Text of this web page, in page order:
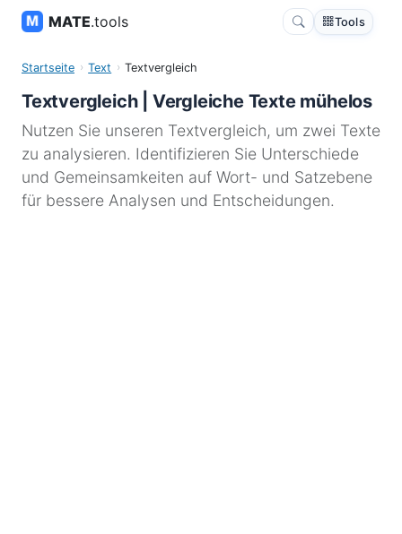
MATE.tools Tools
Startseite Text Textvergleich
Textvergleich | Vergleiche Texte mühelos
Nutzen Sie unseren Textvergleich, um zwei Texte
zu analysieren. Identifizieren Sie Unterschiede
und Gemeinsamkeiten auf Wort- und Satzebene
für bessere Analysen und Entscheidungen.